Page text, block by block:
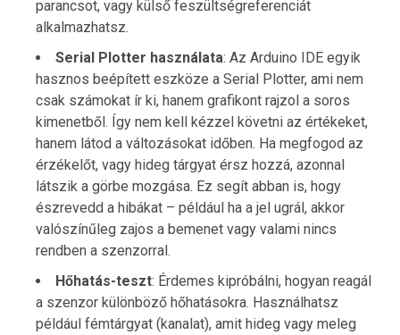
parancsot, vagy külső feszültségreferenciát
alkalmazhatsz.
Serial Plotter használata: Az Arduino IDE egyik
hasznos beépített eszköze a Serial Plotter, ami nem
csak számokat ír ki, hanem grafikont rajzol a soros
kimenetből. Így nem kell kézzel követni az értékeket,
hanem látod a változásokat időben. Ha megfogod az
érzékelőt, vagy hideg tárgyat érsz hozzá, azonnal
látszik a görbe mozgása. Ez segít abban is, hogy
észrevedd a hibákat – például ha a jel ugrál, akkor
valószínűleg zajos a bemenet vagy valami nincs
rendben a szenzorral.
Hőhatás-teszt: Érdemes kipróbálni, hogyan reagál
a szenzor különböző hőhatásokra. Használhatsz
például fémtárgyat (kanalat), amit hideg vagy meleg